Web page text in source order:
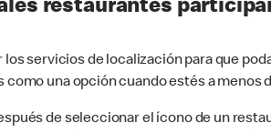
restaurantes
los servicios de localización para que
como una opción cuando estés a
de seleccionar el ícono de un